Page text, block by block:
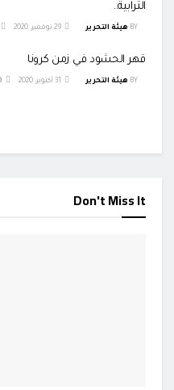
الترابية..
BY هيئة التحرير
قهر الحشود في زمن كرونا
BY هيئة التحرير
Don't Miss It